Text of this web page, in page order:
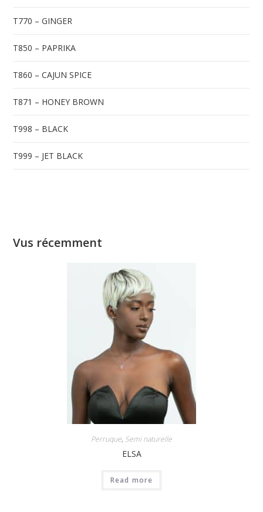
T770 – GINGER
T850 – PAPRIKA
T860 – CAJUN SPICE
T871 – HONEY BROWN
T998 – BLACK
T999 – JET BLACK
Vus récemment
Perruque, Semi naturelle
ELSA
Read more